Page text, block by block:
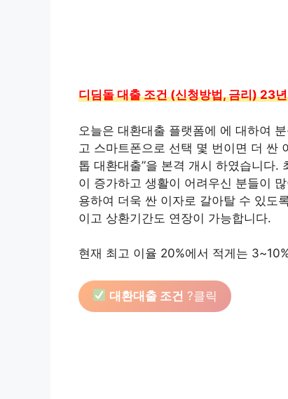
디딤돌 대출 조건 (신청방법, 금리) 23
오늘은 대환대출 플랫폼에 에 대하여
고 스마트폰으로 선택 몇 번이면 더 싼
톱 대환대출”을 본격 개시 하였습니다
이 증가하고 생활이 어려우신 분들이
용하여 더욱 싼 이자로 갈아탈 수 있도
이고 상환기간도 연장이 가능합니다.
현재 최고 이율 20%에서 적게는
대환대출 조건 ?클릭